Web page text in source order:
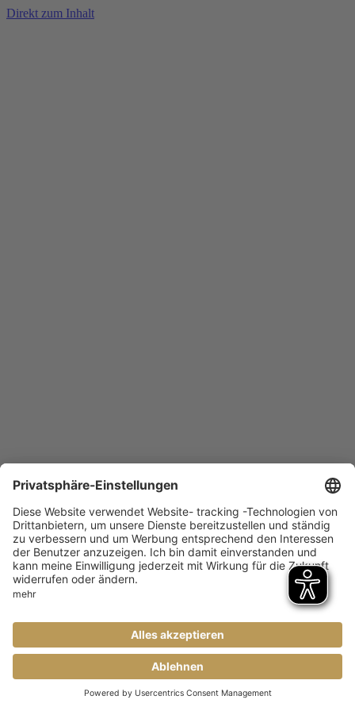
Direkt zum Inhalt